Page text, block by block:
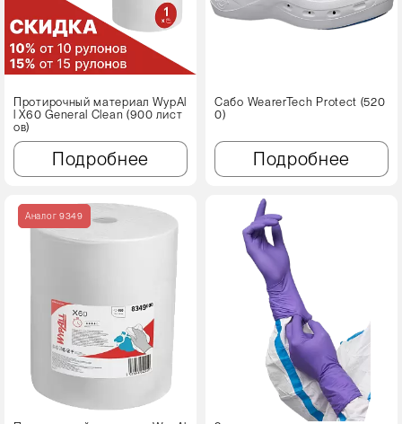
Протирочный материал WypAl
l X60 Genеral Clean (900 лист
ов)
Подробнее
Сабо WearerTech Protect (520
0)
Подробнее
Аналог 9349